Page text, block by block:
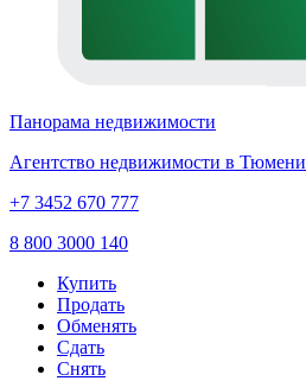
Панорама недвижимости
Агентство недвижимости в Тюмени
+7 3452 670 777
8 800 3000 140
Купить
Продать
Обменять
Сдать
Снять